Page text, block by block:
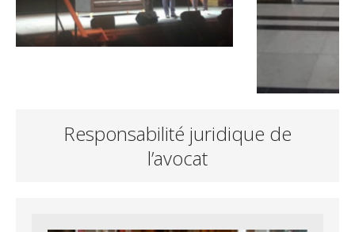
Responsabilité juridique de
l’avocat